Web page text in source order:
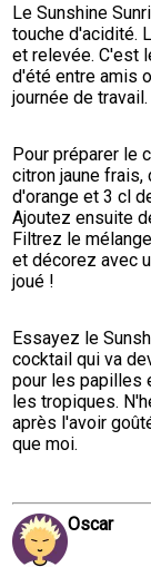
Le Sunshine
touche d'acidité.
et relevée. C'est
d'été entre amis
journée de travail.
Pour préparer le
citron jaune frais,
d'orange et 3 cl
Ajoutez ensuite
Filtrez le
et décorez avec
joué !
Essayez le
cocktail qui va
pour les papilles
les tropiques.
après l'avoir
que moi.
Oscar